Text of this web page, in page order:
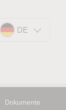
DE
Dokumente